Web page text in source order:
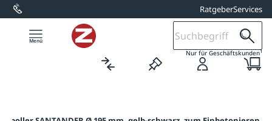
springen RatgeberServices
Nur für Geschäftskunden1